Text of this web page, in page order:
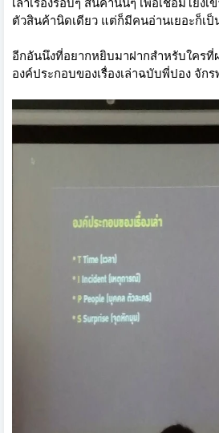
ตัวสินค้านิดเดียว แต่ก็มีคนอ่านเยอะก็เป็
อีกอันนึงที่อยากหยิบมาฝากสำหรับใครที่
องค์ประกอบของเรื่องเล่าฉบับพี่ปอง จักร